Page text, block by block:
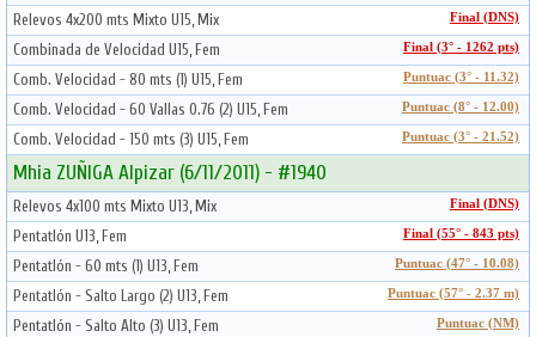
Relevos 4x200 mts Mixto U15, Mix Final (DNS)
Combinada de Velocidad U15, Fem Final (3° - 1262 pts)
Comb. Velocidad - 80 mts (1) U15, Fem Puntuac (3° - 11.32)
Comb. Velocidad - 60 Vallas 0.76 (2) U15, Fem Puntuac (8° - 12.00)
Comb. Velocidad - 150 mts (3) U15, Fem Puntuac (3° - 21.52)
Mhia ZUÑIGA Alpizar (6/11/2011) - #1940
Relevos 4x100 mts Mixto U13, Mix Final (DNS)
Pentatlón U13, Fem Final (55° - 843 pts)
Pentatlón - 60 mts (1) U13, Fem Puntuac (47° - 10.08)
Pentatlón - Salto Largo (2) U13, Fem Puntuac (57° - 2.37 m)
Pentatlón - Salto Alto (3) U13, Fem Puntuac (NM)